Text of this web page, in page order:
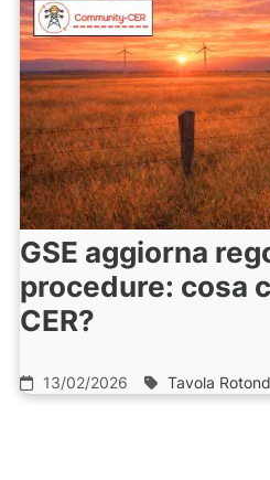
GSE aggiorna
procedure: cosa
CER?
13/02/2026 Tavola